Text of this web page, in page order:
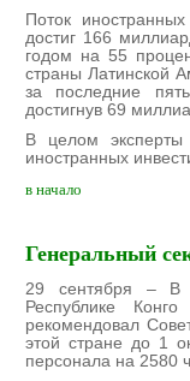
Поток
достиг 166
годом нa 55
страны Латинской
за последние
достигнув 69
В целом
иностранных
в начало
Генеральный
29 сентября – В
Республике
рекомендовал
этой стране до 1
персонала на 2580